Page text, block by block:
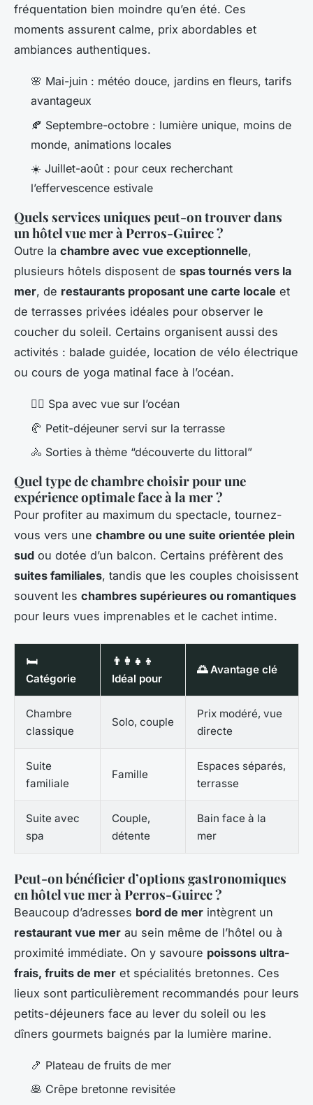
fréquentation bien moindre qu’en été. Ces
moments assurent calme, prix abordables et
ambiances authentiques.
🌸 Mai-juin : météo douce, jardins en fleurs, tarifs
avantageux
🍂 Septembre-octobre : lumière unique, moins de
monde, animations locales
☀️ Juillet-août : pour ceux recherchant
l’effervescence estivale
Quels services uniques peut-on trouver dans
un hôtel vue mer à Perros-Guirec ?
Outre la chambre avec vue exceptionnelle,
plusieurs hôtels disposent de spas tournés vers la
mer, de restaurants proposant une carte locale et
de terrasses privées idéales pour observer le
coucher du soleil. Certains organisent aussi des
activités : balade guidée, location de vélo électrique
ou cours de yoga matinal face à l’océan.
💆‍♂️ Spa avec vue sur l’océan
🥐 Petit-déjeuner servi sur la terrasse
🚴 Sorties à thème “découverte du littoral”
Quel type de chambre choisir pour une
expérience optimale face à la mer ?
Pour profiter au maximum du spectacle, tournez-
vous vers une chambre ou une suite orientée plein
sud ou dotée d’un balcon. Certains préfèrent des
suites familiales, tandis que les couples choisissent
souvent les chambres supérieures ou romantiques
pour leurs vues imprenables et le cachet intime.
🛏️
Catégorie
👨‍👩‍👧‍👦
Idéal pour
🌅 Avantage clé
Chambre
classique
Solo, couple
Prix modéré, vue
directe
Suite
familiale
Famille
Espaces séparés,
terrasse
Suite avec
spa
Couple,
détente
Bain face à la
mer
Peut-on bénéficier d’options gastronomiques
en hôtel vue mer à Perros-Guirec ?
Beaucoup d’adresses bord de mer intègrent un
restaurant vue mer au sein même de l’hôtel ou à
proximité immédiate. On y savoure poissons ultra-
frais, fruits de mer et spécialités bretonnes. Ces
lieux sont particulièrement recommandés pour leurs
petits-déjeuners face au lever du soleil ou les
dîners gourmets baignés par la lumière marine.
🍤 Plateau de fruits de mer
🥞 Crêpe bretonne revisitée